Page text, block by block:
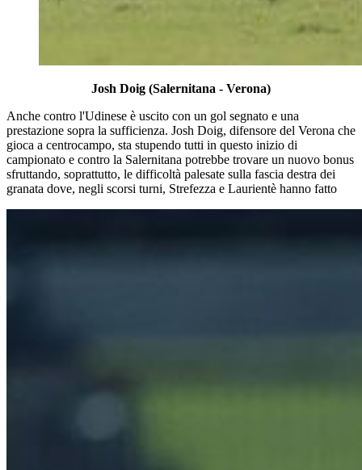
Josh Doig (Salernitana - Verona)
Anche contro l'Udinese è uscito con un gol segnato e una
prestazione sopra la sufficienza. Josh Doig, difensore del Verona che
gioca a centrocampo, sta stupendo tutti in questo inizio di
campionato e contro la Salernitana potrebbe trovare un nuovo bonus
sfruttando, soprattutto, le difficoltà palesate sulla fascia destra dei
granata dove, negli scorsi turni, Strefezza e Laurientè hanno fatto